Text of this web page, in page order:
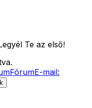
Te az első!
FórumE-mail: